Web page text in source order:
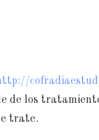
de los
trate.